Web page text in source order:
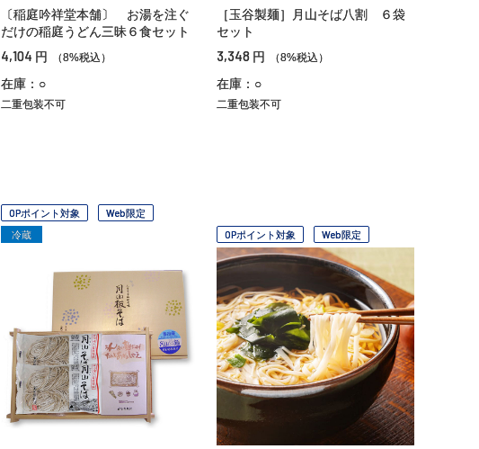
〔稲庭吟祥堂本舗〕 お湯を注ぐ
だけの稲庭うどん三昧６食セット
4,104 円 （8%税込）
在庫：○
二重包装不可
［玉谷製麺］月山そば八割 ６袋
セット
3,348 円 （8%税込）
在庫：○
二重包装不可
OPポイント対象
Web限定
冷蔵
OPポイント対象 Web限定